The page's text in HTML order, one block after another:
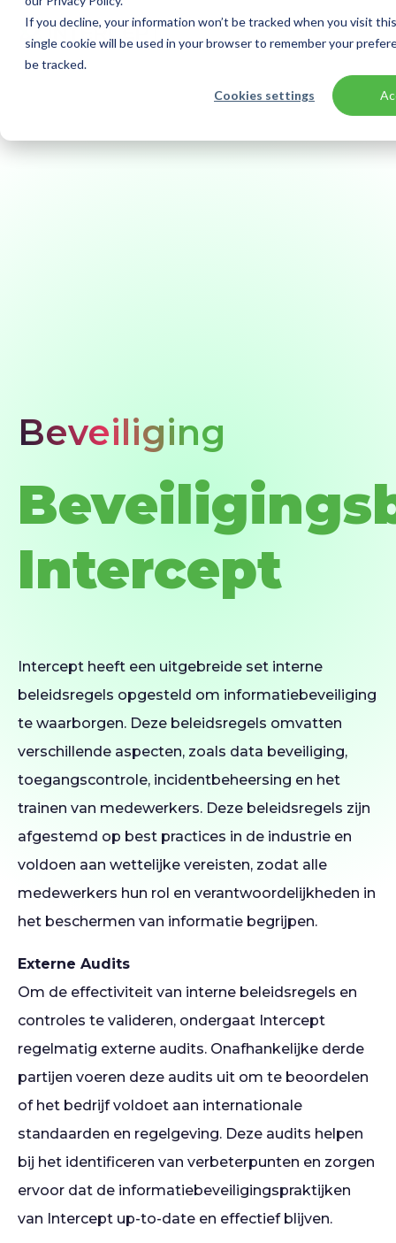
If you decline, your information won’t be tracked when you visit
single cookie will be used in your browser to remember your
be tracked.
Cookies settings
Beveiliging
Intercept
Intercept heeft een uitgebreide set interne
beleidsregels opgesteld om informatiebeveiliging
te waarborgen. Deze beleidsregels omvatten
verschillende aspecten, zoals data beveiliging,
toegangscontrole, incidentbeheersing en het
trainen van medewerkers. Deze beleidsregels zijn
afgestemd op best practices in de industrie en
voldoen aan wettelijke vereisten, zodat alle
medewerkers hun rol en verantwoordelijkheden in
het beschermen van informatie begrijpen.
Externe Audits
Om de effectiviteit van interne beleidsregels en
controles te valideren, ondergaat Intercept
regelmatig externe audits. Onafhankelijke derde
partijen voeren deze audits uit om te beoordelen
of het bedrijf voldoet aan internationale
standaarden en regelgeving. Deze audits helpen
bij het identificeren van verbeterpunten en zorgen
ervoor dat de informatiebeveiligingspraktijken
van Intercept up-to-date en effectief blijven.